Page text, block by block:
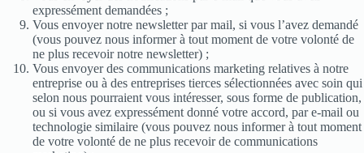
expressément demandées ;
Vous envoyer notre newsletter par mail, si vous l’avez demandé
(vous pouvez nous informer à tout moment de votre volonté de
ne plus recevoir notre newsletter) ;
Vous envoyer des communications marketing relatives à notre
entreprise ou à des entreprises tierces sélectionnées avec soin qui
selon nous pourraient vous intéresser, sous forme de publication,
ou si vous avez expressément donné votre accord, par e-mail ou
technologie similaire (vous pouvez nous informer à tout moment
de votre volonté de ne plus recevoir de communications